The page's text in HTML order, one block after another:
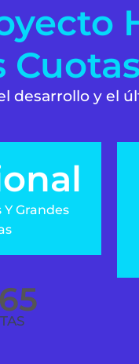
desarrollo y el
Grandes